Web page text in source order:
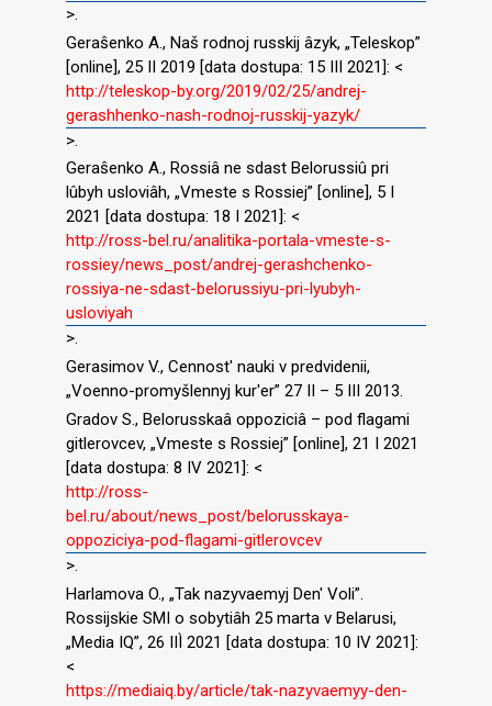
>.
Geraŝenko A., Naš rodnoj russkij âzyk, „Teleskop”
[online], 25 II 2019 [data dostupa: 15 III 2021]: <
http://teleskop-by.org/2019/02/25/andrej-
gerashhenko-nash-rodnoj-russkij-yazyk/
>.
Geraŝenko A., Rossiâ ne sdast Belorussiû pri
lûbyh usloviâh, „Vmeste s Rossiej” [online], 5 I
2021 [data dostupa: 18 I 2021]: <
http://ross-bel.ru/analitika-portala-vmeste-s-
rossiey/news_post/andrej-gerashchenko-
rossiya-ne-sdast-belorussiyu-pri-lyubyh-
usloviyah
>.
Gerasimov V., Cennost′ nauki v predvidenii,
„Voenno-promyšlennyj kur′er” 27 II – 5 III 2013.
Gradov S., Belorusskaâ oppoziciâ – pod flagami
gitlerovcev, „Vmeste s Rossiej” [online], 21 I 2021
[data dostupa: 8 IV 2021]: <
http://ross-
bel.ru/about/news_post/belorusskaya-
oppoziciya-pod-flagami-gitlerovcev
>.
Harlamova O., „Tak nazyvaemyj Den′ Voli”.
Rossijskie SMI o sobytiâh 25 marta v Belarusi,
„Media IQ”, 26 IIÌ 2021 [data dostupa: 10 IV 2021]:
<
https://mediaiq.by/article/tak-nazyvaemyy-den-